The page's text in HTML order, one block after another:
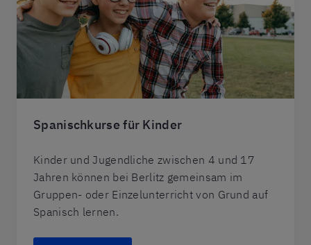
Spanischkurse für Kinder
Kinder und Jugendliche zwischen 4 und 17
Jahren können bei Berlitz gemeinsam im
Gruppen- oder Einzelunterricht von Grund auf
Spanisch lernen.